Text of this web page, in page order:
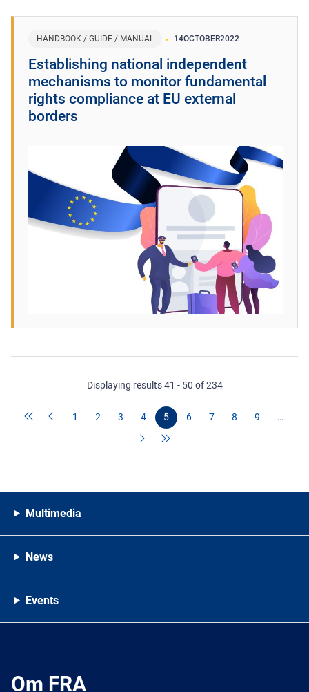
HANDBOOK / GUIDE / MANUAL 14OCTOBER2022
Establishing national independent
mechanisms to monitor fundamental
rights compliance at EU external
borders
Displaying results 41 - 50 of 234
1 2 3 4 5 6 7 8 9 …
Multimedia
News
Events
Om FRA